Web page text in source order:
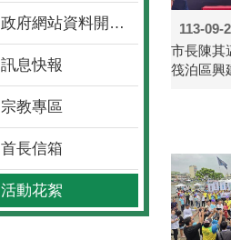
政府網站資料開放宣告
訊息快報
宗教專區
首長信箱
活動花絮
113-09-
市長陳其
筏泊區興